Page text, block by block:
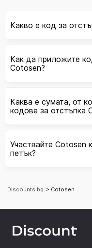
Какво е код за
Как да приложите
Cotosen?
Каква е сумата, от
кодове за отстъпка
Участвайте Cotosen
петък?
Discounts.bg > Cotosen